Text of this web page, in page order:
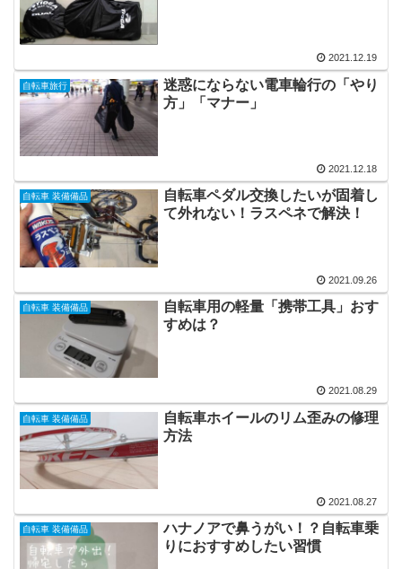
2021.12.19
自転車旅行
迷惑にならない電車輪行の「やり
方」「マナー」
2021.12.18
自転車 装備備品
自転車ペダル交換したいが固着し
て外れない！ラスペネで解決！
2021.09.26
自転車 装備備品
自転車用の軽量「携帯工具」おす
すめは？
2021.08.29
自転車 装備備品
自転車ホイールのリム歪みの修理
方法
2021.08.27
自転車 装備備品
ハナノアで鼻うがい！？自転車乗
りにおすすめしたい習慣